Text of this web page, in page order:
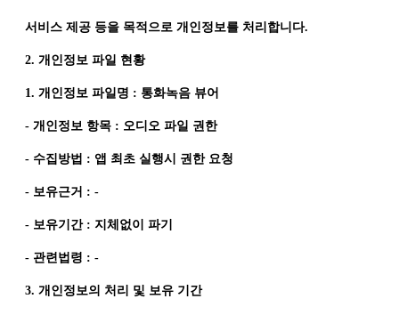
서비스 제공 등을 목적으로 개인정보를 처리합니다.
2. 개인정보 파일 현황
1. 개인정보 파일명 : 통화녹음 뷰어
- 개인정보 항목 : 오디오 파일 권한
- 수집방법 : 앱 최초 실행시 권한 요청
- 보유근거 : -
- 보유기간 : 지체없이 파기
- 관련법령 : -
3. 개인정보의 처리 및 보유 기간